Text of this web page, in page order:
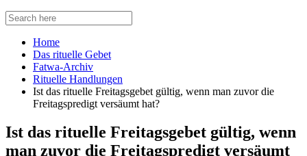
Search
for:
Home
Das rituelle Gebet
Fatwa-Archiv
Rituelle Handlungen
Ist das rituelle Freitagsgebet gültig, wenn man zuvor die
Freitagspredigt versäumt hat?
Ist das rituelle Freitagsgebet gültig, wenn
man zuvor die Freitagspredigt versäumt